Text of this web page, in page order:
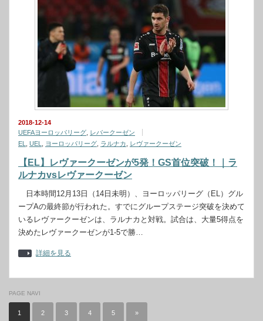
2018-12-14
UEFAヨーロッパリーグ レバークーゼン
EL
UEL ヨーロッパリーグ ラルナカ レヴァークーゼン
【EL】レヴァークーゼンが5発！GS首位突破！｜ラ
ルナカvsレヴァークーゼン
日本時間12月13日（14日未明）、ヨーロッパリーグ（EL）グル
ープAの最終節が行われた。すでにグループステージ突破を決めて
いるレヴァークーゼンは、ラルナカと対戦。試合は、大量5得点を
決めたレヴァークーゼンが1-5で勝…
詳細を見る
PAGE NAVI
1 2 3 4 5 »